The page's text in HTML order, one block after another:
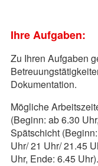
Ihre Aufgaben:
Zu Ihren Aufgaben
Dokumentation.
Mögliche
(Beginn: ab 6.30
Spätschicht
Uhr/ 21 Uhr/ 21.45
Uhr, Ende: 6.45 Uhr).